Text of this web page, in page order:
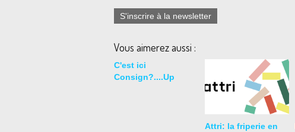
S'inscrire à la newsletter
Vous aimerez aussi :
C'est ici
Consign?....Up
Attri: la friperie en